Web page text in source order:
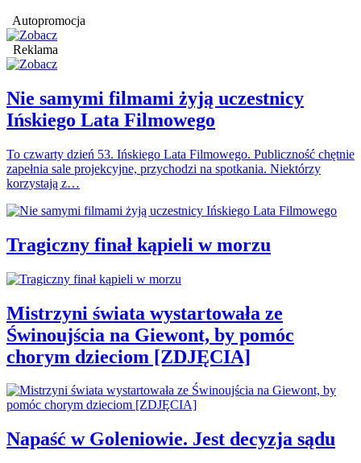
Autopromocja
Reklama
Nie samymi filmami żyją uczestnicy
Ińskiego Lata Filmowego
To czwarty dzień 53. Ińskiego Lata Filmowego. Publiczność chętnie
zapełnia sale projekcyjne, przychodzi na spotkania. Niektórzy
korzystają z…
Tragiczny finał kąpieli w morzu
Mistrzyni świata wystartowała ze
Świnoujścia na Giewont, by pomóc
chorym dzieciom [ZDJĘCIA]
Napaść w Goleniowie. Jest decyzja sądu